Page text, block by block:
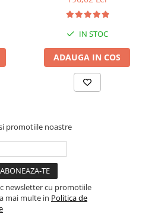
auto si
si
IN STOC
ADAUGA IN COS
promotiile noastre
newsletter cu promotiile
mai multe in Politica de